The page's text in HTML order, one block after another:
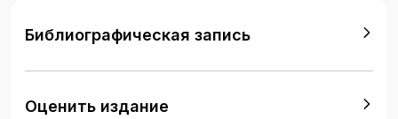
модернизации льнозаводов, даны
крупнейших производителей продукции изо
льна и развитию интеграционных процессов в
Библиографическая запись
Оценить издание